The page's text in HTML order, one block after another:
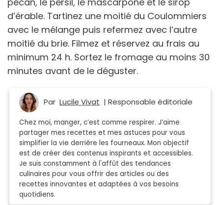
d’érable. Tartinez une moitié du Coulommiers
avec le mélange puis refermez avec l’autre
moitié du brie. Filmez et réservez au frais au
minimum 24 h. Sortez le fromage au moins 30
minutes avant de le déguster.
Par Lucile Vivat | Responsable éditoriale
Chez moi, manger, c’est comme respirer. J’aime
partager mes recettes et mes astuces pour vous
simplifier la vie derrière les fourneaux. Mon objectif
est de créer des contenus inspirants et accessibles.
Je suis constamment à l'affût des tendances
culinaires pour vous offrir des articles ou des
recettes innovantes et adaptées à vos besoins
quotidiens.